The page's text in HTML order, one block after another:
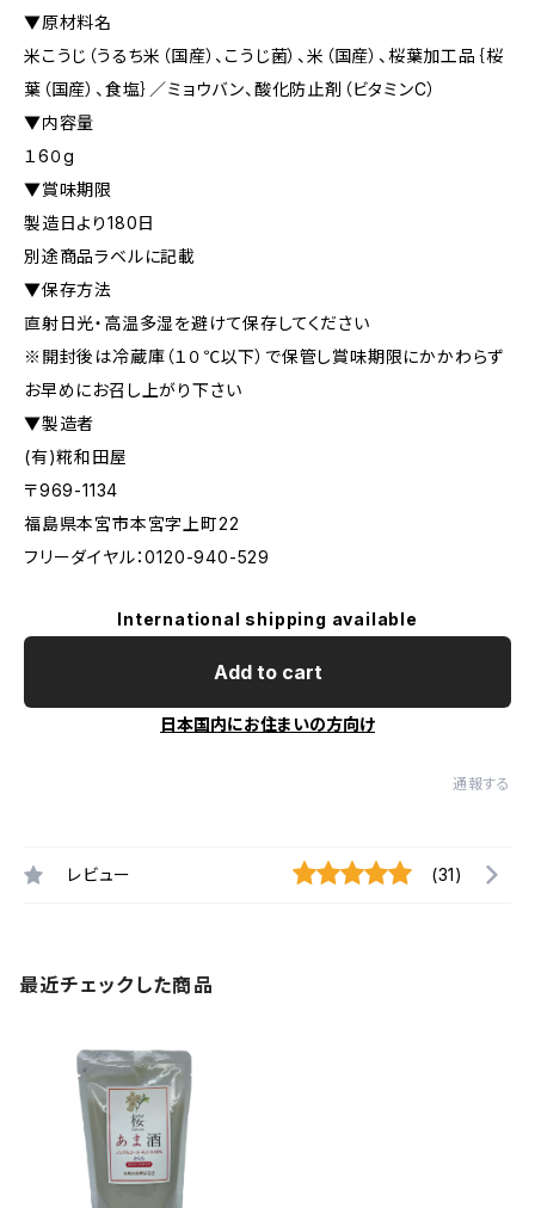
▼原材料名
米こうじ（うるち米（国産）、こうじ菌）、米（国産）、桜葉加工品｛桜
葉（国産）、食塩｝／ミョウバン、酸化防止剤（ビタミンC）
▼内容量
１6０g
▼賞味期限
製造日より180日
別途商品ラベルに記載
▼保存方法
直射日光・高温多湿を避けて保存してください
※開封後は冷蔵庫（１０℃以下）で保管し賞味期限にかかわらず
お早めにお召し上がり下さい
▼製造者
(有)糀和田屋
〒969-1134
福島県本宮市本宮字上町22
フリーダイヤル：0120-940-529
International shipping available
Add to cart
日本国内にお住まいの方向け
通報する
レビュー (31)
最近チェックした商品